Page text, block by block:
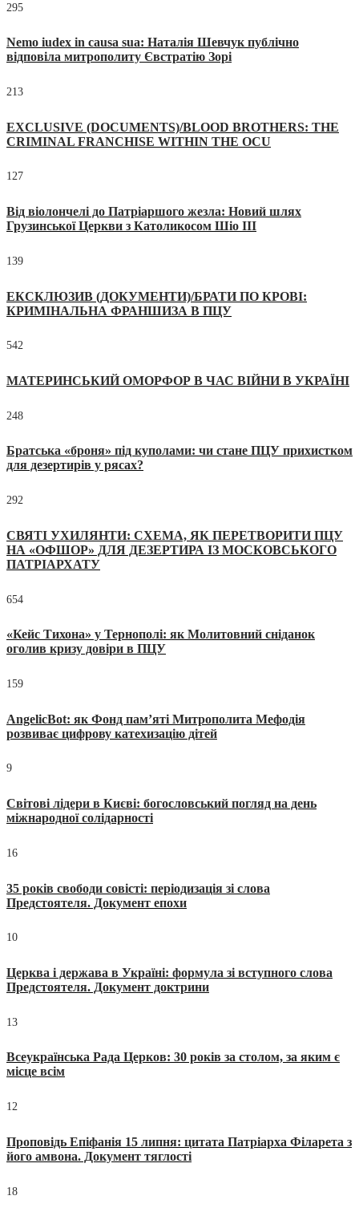
295
Nemo iudex in causa sua: Наталія Шевчук публічно
відповіла митрополиту Євстратію Зорі
213
EXCLUSIVE (DOCUMENTS)/BLOOD BROTHERS: THE
CRIMINAL FRANCHISE WITHIN THE OCU
127
Від віолончелі до Патріаршого жезла: Новий шлях
Грузинської Церкви з Католикосом Шіо III
139
ЕКСКЛЮЗИВ (ДОКУМЕНТИ)/БРАТИ ПО КРОВІ:
КРИМІНАЛЬНА ФРАНШИЗА В ПЦУ
542
МАТЕРИНСЬКИЙ ОМОРФОР В ЧАС ВІЙНИ В УКРАЇНІ
248
Братська «броня» під куполами: чи стане ПЦУ прихистком
для дезертирів у рясах?
292
СВЯТІ УХИЛЯНТИ: СХЕМА, ЯК ПЕРЕТВОРИТИ ПЦУ
НА «ОФШОР» ДЛЯ ДЕЗЕРТИРА ІЗ МОСКОВСЬКОГО
ПАТРІАРХАТУ
654
«Кейс Тихона» у Тернополі: як Молитовний сніданок
оголив кризу довіри в ПЦУ
159
AngelicBot: як Фонд пам’яті Митрополита Мефодія
розвиває цифрову катехизацію дітей
9
Світові лідери в Києві: богословський погляд на день
міжнародної солідарності
16
35 років свободи совісті: періодизація зі слова
Предстоятеля. Документ епохи
10
Церква і держава в Україні: формула зі вступного слова
Предстоятеля. Документ доктрини
13
Всеукраїнська Рада Церков: 30 років за столом, за яким є
місце всім
12
Проповідь Епіфанія 15 липня: цитата Патріарха Філарета з
його амвона. Документ тяглості
18